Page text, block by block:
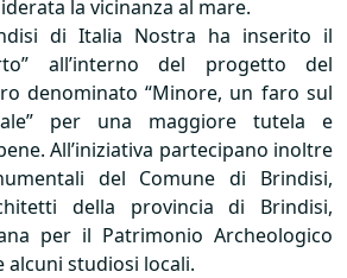
la vicinanza al mare.
di Italia Nostra ha inserito il
all’interno del progetto del
denominato “Minore, un faro sul
per una maggiore tutela e
All’iniziativa partecipano inoltre
del Comune di Brindisi,
della provincia di Brindisi,
per il Patrimonio Archeologico
alcuni studiosi locali.